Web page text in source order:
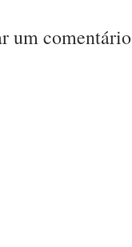
um comentário